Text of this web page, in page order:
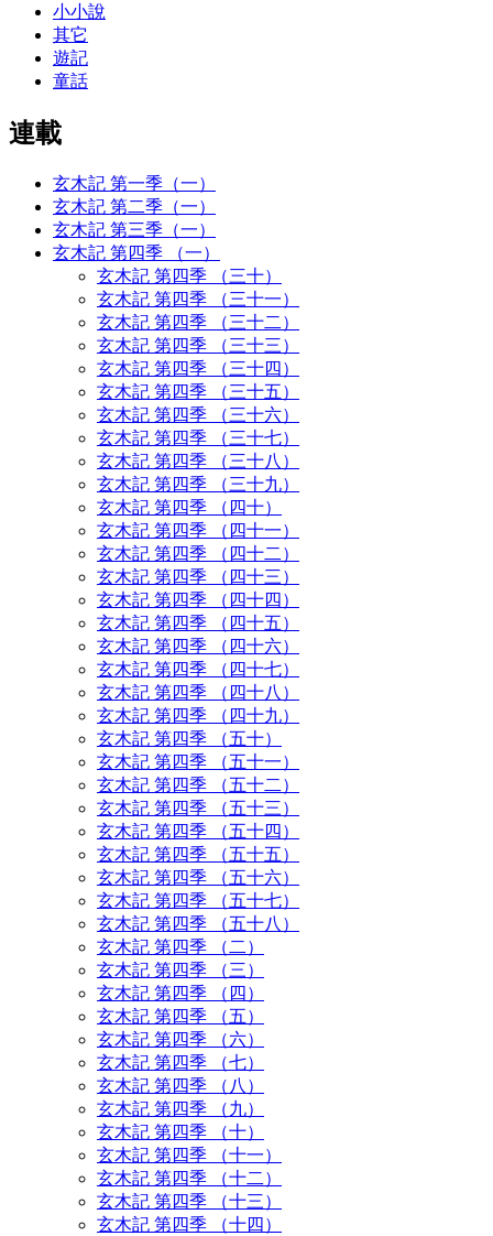
小小說
其它
遊記
童話
連載
玄木記 第一季（一）
玄木記 第二季（一）
玄木記 第三季（一）
玄木記 第四季 （一）
玄木記 第四季 （三十）
玄木記 第四季 （三十一）
玄木記 第四季 （三十二）
玄木記 第四季 （三十三）
玄木記 第四季 （三十四）
玄木記 第四季 （三十五）
玄木記 第四季 （三十六）
玄木記 第四季 （三十七）
玄木記 第四季 （三十八）
玄木記 第四季 （三十九）
玄木記 第四季 （四十）
玄木記 第四季 （四十一）
玄木記 第四季 （四十二）
玄木記 第四季 （四十三）
玄木記 第四季 （四十四）
玄木記 第四季 （四十五）
玄木記 第四季 （四十六）
玄木記 第四季 （四十七）
玄木記 第四季 （四十八）
玄木記 第四季 （四十九）
玄木記 第四季 （五十）
玄木記 第四季 （五十一）
玄木記 第四季 （五十二）
玄木記 第四季 （五十三）
玄木記 第四季 （五十四）
玄木記 第四季 （五十五）
玄木記 第四季 （五十六）
玄木記 第四季 （五十七）
玄木記 第四季 （五十八）
玄木記 第四季 （二）
玄木記 第四季 （三）
玄木記 第四季 （四）
玄木記 第四季 （五）
玄木記 第四季 （六）
玄木記 第四季 （七）
玄木記 第四季 （八）
玄木記 第四季 （九）
玄木記 第四季 （十）
玄木記 第四季 （十一）
玄木記 第四季 （十二）
玄木記 第四季 （十三）
玄木記 第四季 （十四）